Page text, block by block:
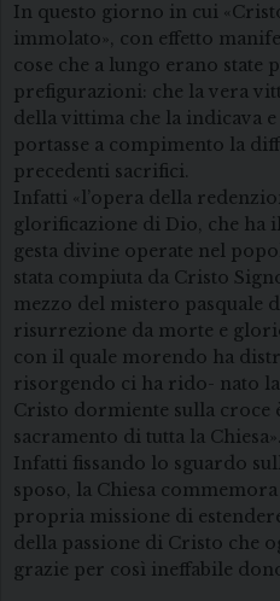
In questo giorno in cui
immolato», con effetto
cose che a lungo erano state
prefigurazioni: che la vera
della vittima che la indicava
portasse a compimento la
precedenti sacrifici.
Infatti «l’opera della
glorificazione di Dio, che ha
gesta divine operate nel
stata compiuta da Cristo
mezzo del mistero pasquale
risurrezione da morte e
con il quale morendo ha
risorgendo ci ha rido- nato
Cristo dormiente sulla croce
sacramento di tutta la Chiesa».
Infatti fissando lo sguardo
sposo, la Chiesa
propria missione di
della passione di Cristo che
grazie per così ineffabile